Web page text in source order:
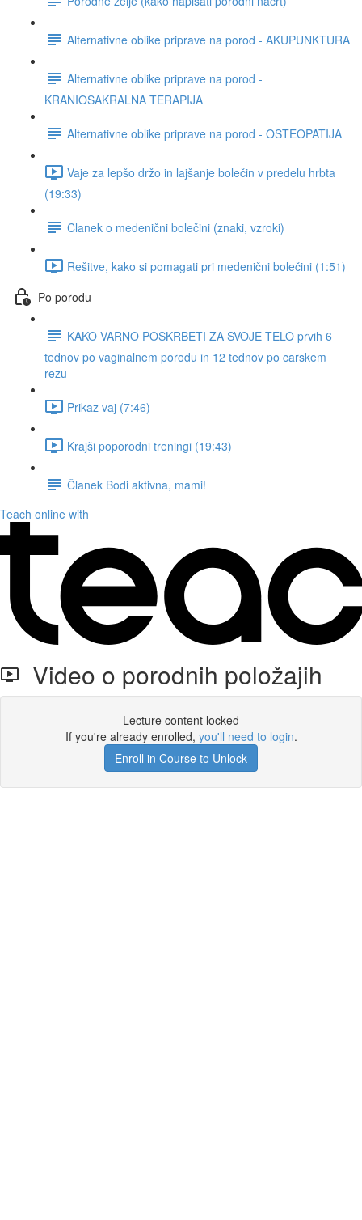
Alternativne oblike priprave na porod - AKUPUNKTURA
Alternativne oblike priprave na porod -
KRANIOSAKRALNA TERAPIJA
Alternativne oblike priprave na porod - OSTEOPATIJA
Vaje za lepšo držo in lajšanje bolečin v predelu hrbta
(19:33)
Članek o medenični bolečini (znaki, vzroki)
Rešitve, kako si pomagati pri medenični bolečini (1:51)
Po porodu
KAKO VARNO POSKRBETI ZA SVOJE TELO prvih 6
tednov po vaginalnem porodu in 12 tednov po carskem
rezu
Prikaz vaj (7:46)
Krajši poporodni treningi (19:43)
Članek Bodi aktivna, mami!
Teach online with
Video o porodnih položajih
Lecture content locked
If you're already enrolled, you'll need to login.
Enroll in Course to Unlock